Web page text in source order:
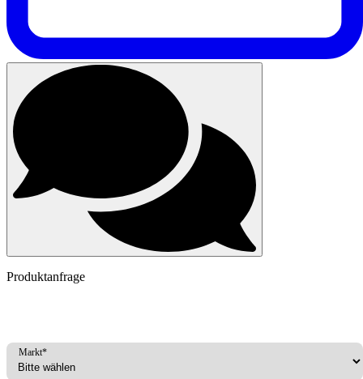
Produktanfrage
Markt*